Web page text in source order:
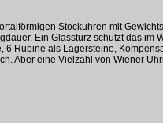
Stockuhren mit
Ein Glassturz schützt das
Rubine als Lagersteine,
Aber eine Vielzahl von Wiener